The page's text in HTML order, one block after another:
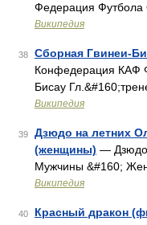
Федерация Футбола
Википедия
38 Сборная Гвинеи-
Конфедерация КАФ
Бисау
Википедия
39
Дзюдо на летних
(женщины) — Дзюдо
Мужчины &#160;
Википедия
40 Красный дракон